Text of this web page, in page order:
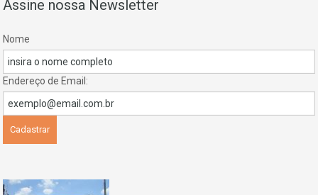
Assine nossa Newsletter
Nome
Endereço de Email: